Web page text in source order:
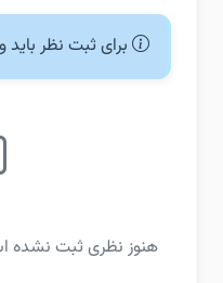
برای ثبت نظر باید
هنوز نظری ثبت نشده